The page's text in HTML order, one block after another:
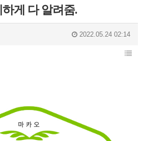
게 다 알려줌.
2022.05.24 02:14